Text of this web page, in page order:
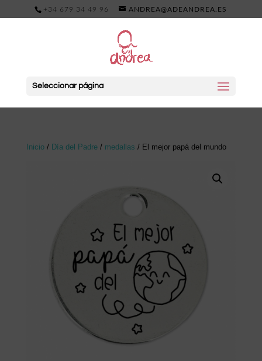
+34 679 34 49 96 ANDREA@ADEANDREA.ES
Seleccionar página
Inicio/ Día del Padre/ medallas / El mejor papá del mundo